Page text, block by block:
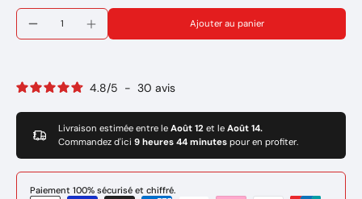
Epaisseur 30mm
Côté 110 x 95 mm
Poids : 0.45 kg
Ajouter au panier
4.8/5 - 30 avis
Livraison estimée entre le Août 12 et le Août 14.
Commandez d'ici 9 heures 44 minutes pour en profiter.
Paiement 100% sécurisé et chiffré.